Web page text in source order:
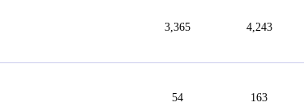
3,365 4,243
54 163